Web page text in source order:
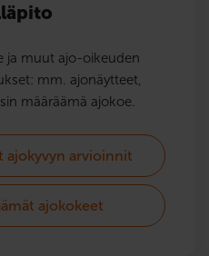
ja muut ajo-oikeuden
mm. ajonäytteet,
määräämä ajokoe.
ajokyvyn arvioinnit
ajokokeet